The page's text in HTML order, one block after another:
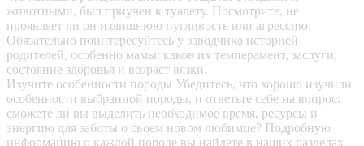
животными, был приучен к туалету. Посмотрите, не
проявляет ли он излишнюю пугливость или агрессию.
Обязательно поинтересуйтесь у заводчика историей
родителей, особенно мамы: каков их темперамент, заслуги,
состояние здоровья и возраст вязки.
Изучите особенности породы Убедитесь, что хорошо изучили
особенности выбранной породы, и ответьте себе на вопрос:
сможете ли вы выделить необходимое время, ресурсы и
энергию для заботы о своем новом любимце? Подробную
информацию о каждой породе вы найдете в наших разделах